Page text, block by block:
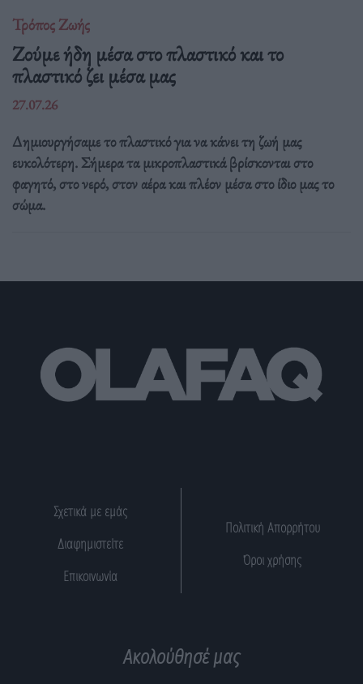
Τρόπος Ζωής
Ζούμε ήδη μέσα στο πλαστικό και το
πλαστικό ζει μέσα μας
27.07.26
Δημιουργήσαμε το πλαστικό για να κάνει τη ζωή μας
ευκολότερη. Σήμερα τα μικροπλαστικά βρίσκονται στο
φαγητό, στο νερό, στον αέρα και πλέον μέσα στο ίδιο μας το
σώμα.
Σχετικά με εμάς
Διαφημιστείτε
Επικοινωνία
Πολιτική Απορρήτου
Όροι χρήσης
Ακολούθησέ μας